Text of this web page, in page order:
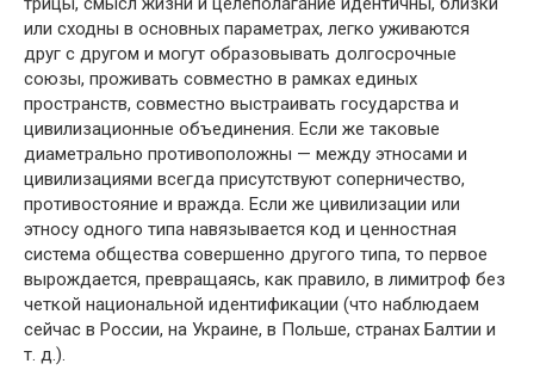
или сходны в основных параметрах, легко уживаются
друг с другом и могут образовывать долгосрочные
союзы, про­живать совместно в рамках единых
пространств, совместно выстраивать государства и
цивилизационные объединения. Если же таковые
диаметрально противоположны — между этносами и
цивилизациями всегда присутствуют соперниче­ство,
противостояние и вражда. Если же цивилизации или
этносу одного типа навязывается код и ценностная
система общества совершенно другого типа, то первое
вырождается, превращаясь, как правило, в лимитроф без
четкой нацио­нальной идентификации (что наблюдаем
сейчас в России, на Украине, в Польше, странах Балтии и
т. д.).